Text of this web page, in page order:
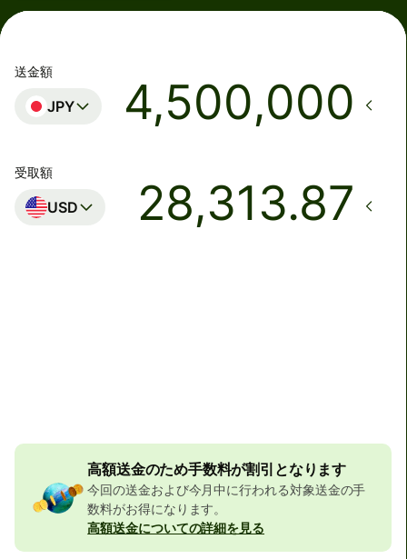
送金額
JPY
受取額
USD
高額送金のため手数料が割引となります
今回の送金および今月中に行われる対象送金の手
数料がお得になります。
高額送金についての詳細を見る